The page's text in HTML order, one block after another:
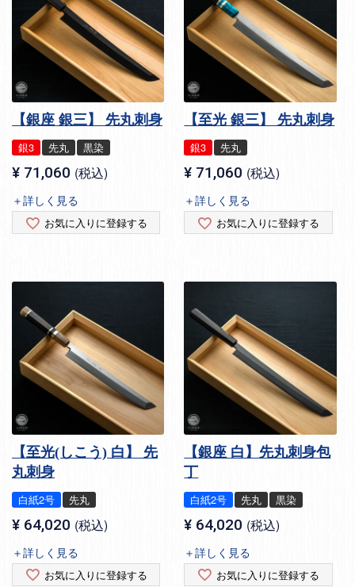
【銀座 銀三】 先丸刺身
銀3 先丸 黒染
¥ 71,060 税込
＋詳しく見る
お気に入りに登録する
【至光 銀三】 先丸刺身
銀3 先丸
¥ 71,060 税込
＋詳しく見る
お気に入りに登録する
【至光(しこう) 白】 先
丸刺身
白紙2号 先丸
¥ 64,020 税込
＋詳しく見る
お気に入りに登録する
【銀座 白】先丸刺身包
丁
白紙2号 先丸 黒染
¥ 64,020 税込
＋詳しく見る
お気に入りに登録する